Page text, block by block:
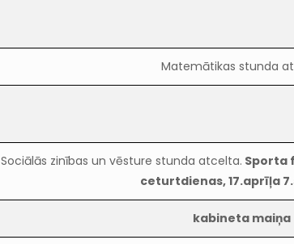
Matemātikas stunda
Sociālās zinības un vēsture stunda atcelta. Sporta
ceturtdienas, 17.aprīļa
kabineta maiņa